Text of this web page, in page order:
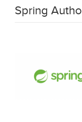
Spring